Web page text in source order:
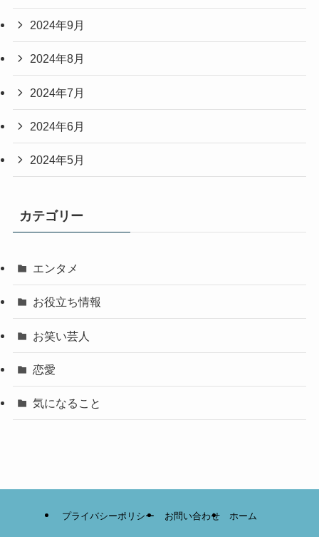
2024年9月
2024年8月
2024年7月
2024年6月
2024年5月
カテゴリー
エンタメ
お役立ち情報
お笑い芸人
恋愛
気になること
プライバシーポリシー お問い合わせ ホーム